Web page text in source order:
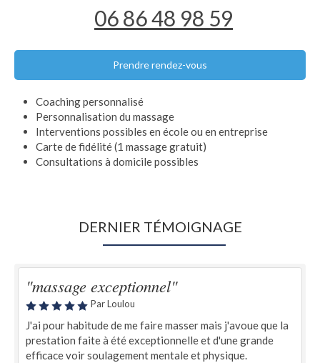
06 86 48 98 59
Prendre rendez-vous
Coaching personnalisé
Personnalisation du massage
Interventions possibles en école ou en entreprise
Carte de fidélité (1 massage gratuit)
Consultations à domicile possibles
DERNIER TÉMOIGNAGE
"massage exceptionnel"
Par Loulou
J'ai pour habitude de me faire masser mais j'avoue que la
prestation faite à été exceptionnelle et d'une grande
efficace voir soulagement mentale et physique.